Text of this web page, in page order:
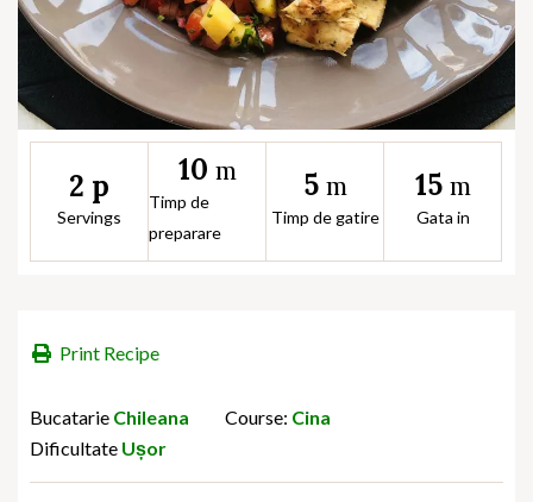
2 p
Servings
10 m
Timp de
preparare
5 m
Timp de gatire
15 m
Gata in
Print Recipe
Bucatarie Chileana Course: Cina
Dificultate Ușor